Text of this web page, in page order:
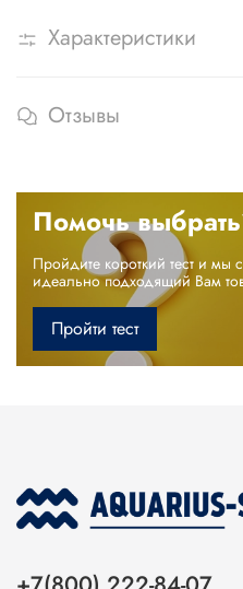
Характеристики
Отзывы
Помочь
Пройдите короткий тест и мы
идеально подходящий Вам
Пройти тест